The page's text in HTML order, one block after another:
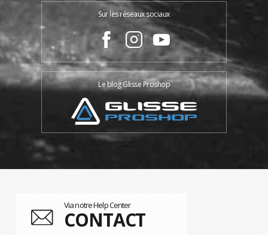
Sur les réseaux sociaux
Le blog Glisse Proshop
Via notre Help Center
CONTACT